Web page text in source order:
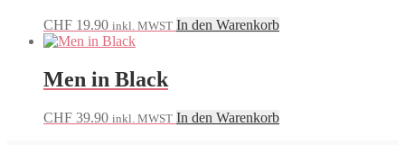
CHF 19.90 inkl. MWST In den Warenkorb
Men in Black
CHF 39.90 inkl. MWST In den Warenkorb